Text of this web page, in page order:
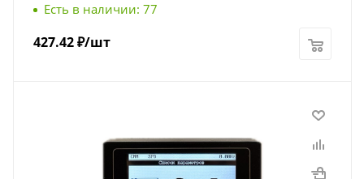
Есть в наличии: 77
427.42₽/шт